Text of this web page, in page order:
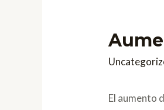
El aumento